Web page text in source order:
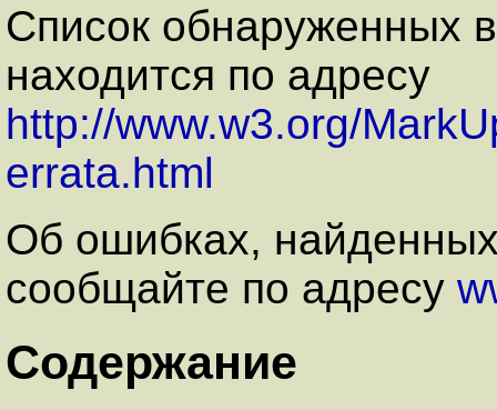
Список обнаруженных
находится по адресу
http://www.w3.org/
errata.html
Об ошибках,
сообщайте по адресу
Содержание